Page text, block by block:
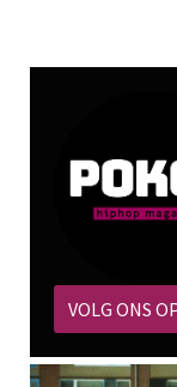
VOLG ONS